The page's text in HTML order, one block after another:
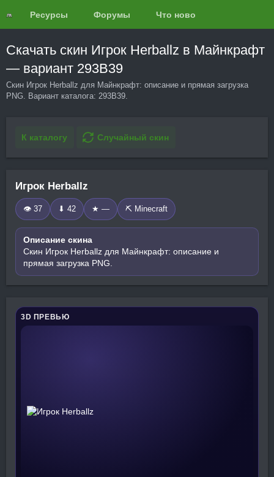
Ресурсы Форумы Что нового?
Скачать скин Игрок Herballz в Майнкрафт
— вариант 293B39
Скин Игрок Herballz для Майнкрафт: описание и прямая загрузка
PNG. Вариант каталога: 293B39.
К каталогу Случайный скин
Игрок Herballz
👁 37 ⬇ 42 ★ — ⛏️ Minecraft
Описание скина
Скин Игрок Herballz для Майнкрафт: описание и
прямая загрузка PNG.
3D ПРЕВЬЮ